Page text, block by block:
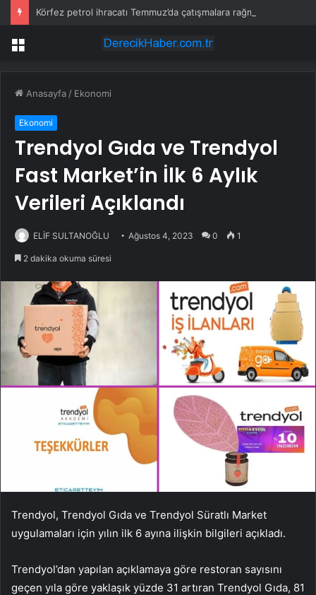
Menü
Anasayfa / Ekonomi
Ekonomi
Trendyol Gıda ve Trendyol
Fast Market’in İlk 6 Aylık
Verileri Açıklandı
ELİF SULTANOĞLU Ağustos 4, 2023 0 1
2 dakika okuma süresi
Trendyol, Trendyol Gıda ve Trendyol Süratlı Market
uygulamaları için yılın ilk 6 ayına ilişkin bilgileri açıkladı.
Trendyol’dan yapılan açıklamaya göre restoran sayısını
geçen yıla göre yaklaşık yüzde 31 artıran Trendyol Gıda, 81